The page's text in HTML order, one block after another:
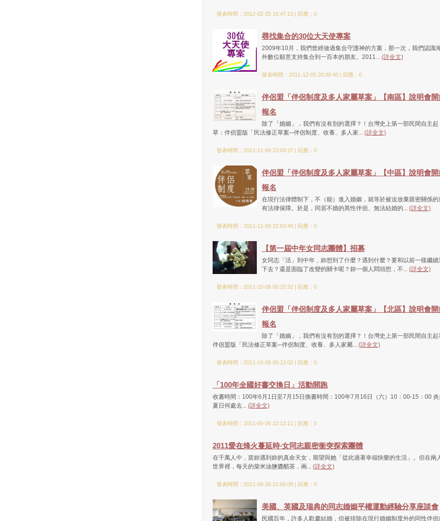
發表時間：2012-02-25 16:47:13 | 回應：0
尋找集合的30位大天使專案
2009年10月，我們曾經做過集合守護神的方案，那一次，我們認識
外數位願意支持集合到一百本的朋友。2011... (詳全文)
發表時間：2011-12-05 20:30:40 | 回應：0
伴侶盟「伴侶制度及多人家屬草案」【南區】說明會開
報名
除了「婚姻」，我們有沒有別的選擇？！台灣史上第一部民間自主起
草：伴侶盟版「民法修正草案─伴侶制度、收養、多人家... (詳全文)
發表時間：2011-11-09 23:04:37 | 回應：0
伴侶盟「伴侶制度及多人家屬草案」【中區】說明會開
報名
在現行法律體制下，不（能）進入婚姻，就等於被迫放棄親密關係的
有法律保障。於是，同居不婚的異性伴侶、無法結婚的... (詳全文)
發表時間：2011-11-09 22:53:49 | 回應：0
【第一屆中年女同志團體】招募
女同志「活」到中年，妳想到了什麼？遇到什麼？要和以前一樣繼續
下去？還是面臨了改變的關卡呢？妳一個人悶頭想，不... (詳全文)
發表時間：2011-10-08 00:32:32 | 回應：0
伴侶盟「伴侶制度及多人家屬草案」【北區】說明會開
報名
除了「婚姻」，我們有沒有別的選擇？！台灣史上第一部民間自主起
伴侶盟版「民法修正草案─伴侶制度、收養、多人家屬... (詳全文)
發表時間：2011-10-08 00:12:02 | 回應：0
「100年全國好書交換日」活動開跑
收書時間：100年6月1日至7月15日換書時間：100年7月16日（六）10：00-15：00 炎
夏日何處去... (詳全文)
發表時間：2011-06-26 22:13:11 | 回應：0
2011愛在烽火蔓延時‧女同志親密衝突探索團體
在千萬人中，當妳遇到妳的真命天女，期望與她「從此過著幸福快樂的生活」。但在兩
世界裡，每天的柴米油鹽醬醋茶，兩... (詳全文)
發表時間：2011-06-26 21:56:09 | 回應：0
美國、英國及瑞典的同志婚姻平權運動經驗分享座談會
民國百年，許多人歡慶結婚，但被排除在現行婚姻制度外的同性伴侶